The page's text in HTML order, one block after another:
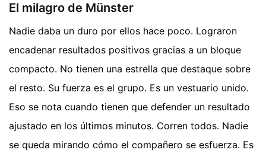
El milagro de Münster
Nadie daba un duro por ellos hace poco. Lograron
encadenar resultados positivos gracias a un bloque
compacto. No tienen una estrella que destaque sobre
el resto. Su fuerza es el grupo. Es un vestuario unido.
Eso se nota cuando tienen que defender un resultado
ajustado en los últimos minutos. Corren todos. Nadie
se queda mirando cómo el compañero se esfuerza. Es